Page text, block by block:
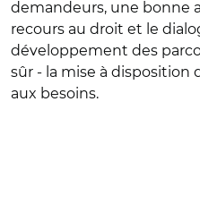
demandeurs, une bonne
recours au droit et le
développement des
sûr - la mise à disposition
aux besoins.